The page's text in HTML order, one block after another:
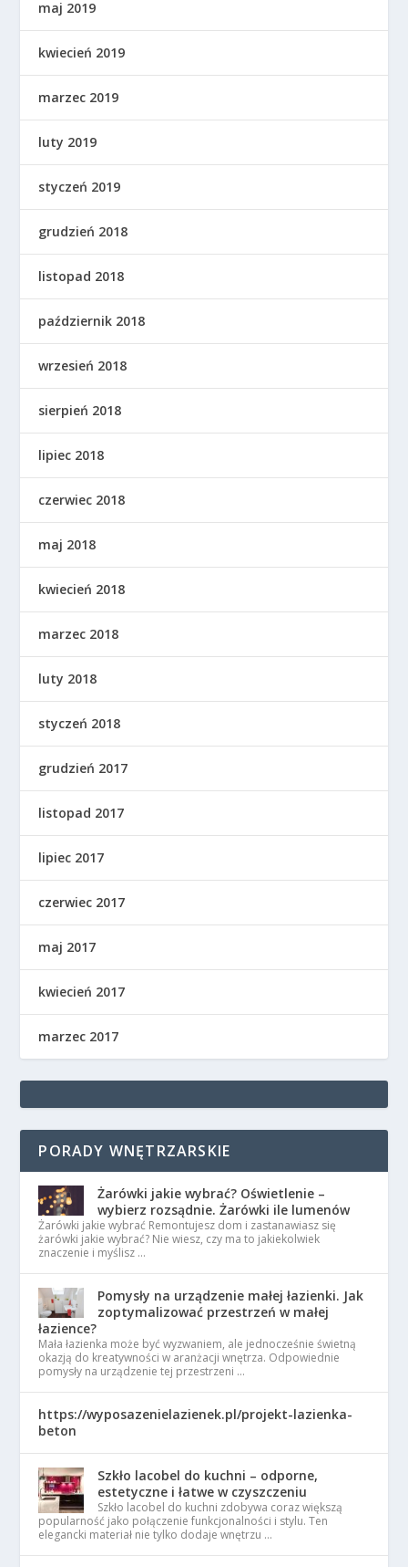
maj 2019
kwiecień 2019
marzec 2019
luty 2019
styczeń 2019
grudzień 2018
listopad 2018
październik 2018
wrzesień 2018
sierpień 2018
lipiec 2018
czerwiec 2018
maj 2018
kwiecień 2018
marzec 2018
luty 2018
styczeń 2018
grudzień 2017
listopad 2017
lipiec 2017
czerwiec 2017
maj 2017
kwiecień 2017
marzec 2017
PORADY WNĘTRZARSKIE
Żarówki jakie wybrać? Oświetlenie –
wybierz rozsądnie. Żarówki ile lumenów
Żarówki jakie wybrać Remontujesz dom i zastanawiasz się
żarówki jakie wybrać? Nie wiesz, czy ma to jakiekolwiek
znaczenie i myślisz …
Pomysły na urządzenie małej łazienki. Jak
zoptymalizować przestrzeń w małej
łazience?
Mała łazienka może być wyzwaniem, ale jednocześnie świetną
okazją do kreatywności w aranżacji wnętrza. Odpowiednie
pomysły na urządzenie tej przestrzeni …
https://wyposazenielazienek.pl/projekt-lazienka-
beton
Szkło lacobel do kuchni – odporne,
estetyczne i łatwe w czyszczeniu
Szkło lacobel do kuchni zdobywa coraz większą
popularność jako połączenie funkcjonalności i stylu. Ten
elegancki materiał nie tylko dodaje wnętrzu …